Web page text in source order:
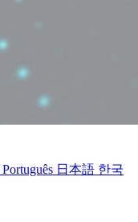
Português 日本語 한국